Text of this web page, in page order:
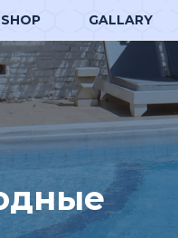
SHOP GALLARY